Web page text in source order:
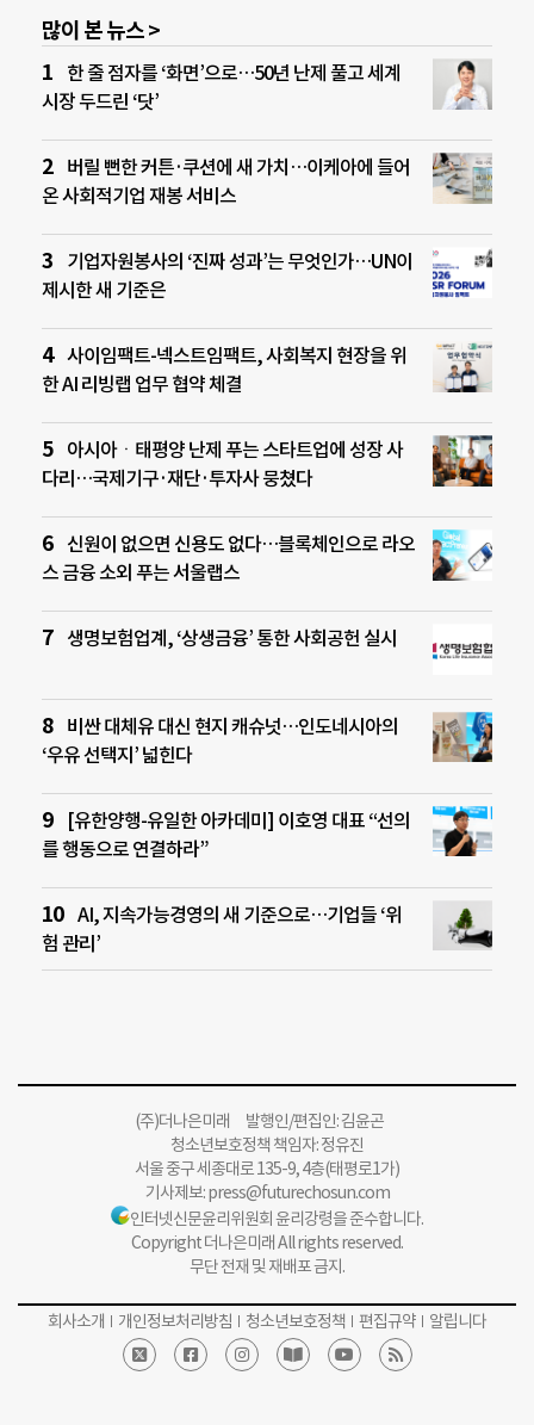
많이 본 뉴스 >
한 줄 점자를 ‘화면’으로…50년 난제 풀고 세계
시장 두드린 ‘닷’
버릴 뻔한 커튼·쿠션에 새 가치…이케아에 들어
온 사회적기업 재봉 서비스
기업자원봉사의 ‘진짜 성과’는 무엇인가…UN이
제시한 새 기준은
사이임팩트-넥스트임팩트, 사회복지 현장을 위
한 AI 리빙랩 업무 협약 체결
아시아ㆍ태평양 난제 푸는 스타트업에 성장 사
다리…국제기구·재단·투자사 뭉쳤다
신원이 없으면 신용도 없다…블록체인으로 라오
스 금융 소외 푸는 서울랩스
생명보험업계, ‘상생금융’ 통한 사회공헌 실시
비싼 대체유 대신 현지 캐슈넛…인도네시아의
‘우유 선택지’ 넓힌다
[유한양행-유일한 아카데미] 이호영 대표 “선의
를 행동으로 연결하라”
AI, 지속가능경영의 새 기준으로…기업들 ‘위
험 관리’
(주)더나은미래 발행인/편집인: 김윤곤
청소년보호정책 책임자: 정유진
서울 중구 세종대로 135-9, 4층(태평로1가)
기사제보:press@futurechosun.com
인터넷신문윤리위원회 윤리강령을 준수합니다.
Copyright 더나은미래 All rights reserved.
무단 전재 및 재배포 금지.
회사소개 개인정보처리방침 청소년보호정책 편집규약 알립니다